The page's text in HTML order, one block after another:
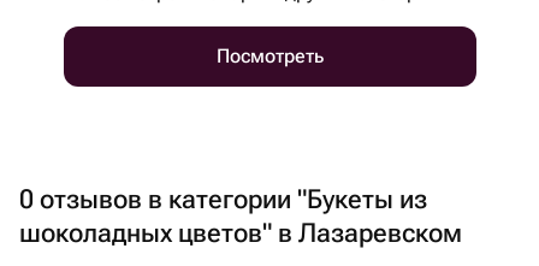
Посмотреть
0 отзывов в категории "Букеты из
шоколадных цветов" в Лазаревском